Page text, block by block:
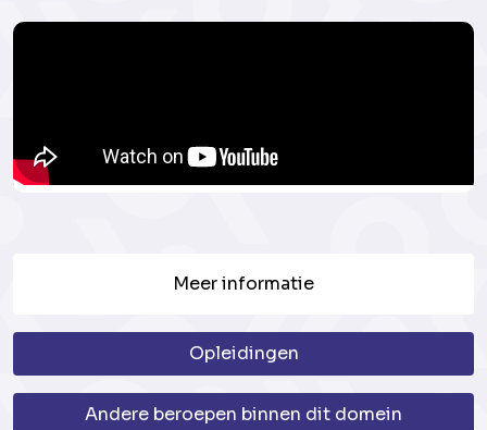
Meer informatie
Opleidingen
Andere beroepen binnen dit domein